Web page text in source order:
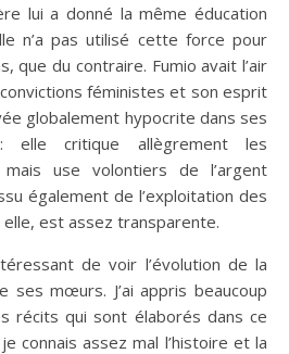
lui a donné la même éducation
n’a pas utilisé cette force pour
que du contraire. Fumio avait l’air
féministes et son esprit
globalement hypocrite dans ses
elle critique allègrement les
use volontiers de l’argent
également de l’exploitation des
est assez transparente.
de voir l’évolution de la
ses mœurs. J’ai appris beaucoup
récits qui sont élaborés dans ce
connais assez mal l’histoire et la